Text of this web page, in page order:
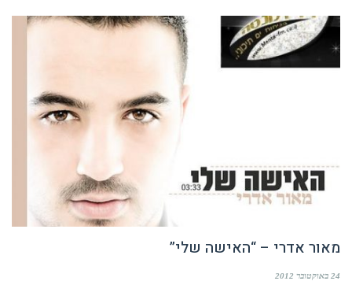
מאור אדרי – “האישה שלי”
24 באוקטובר 2012